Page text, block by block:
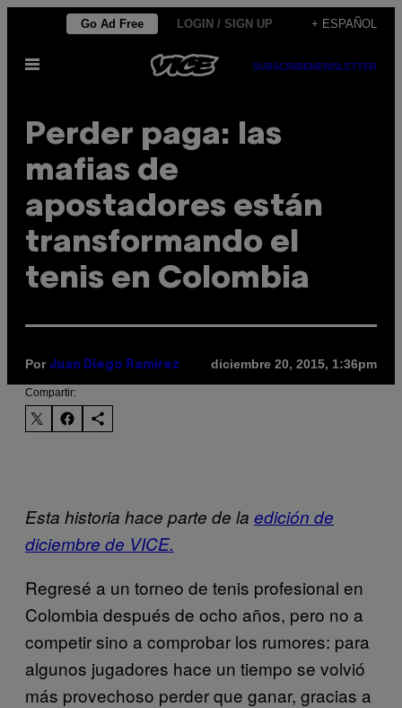
contenido
Go Ad Free LOGIN / SIGN UP + ESPAÑOL
Abrir
SUBSCRIBENEWSLETTER
Perder paga: las
mafias de
apostadores están
transformando el
tenis en Colombia
Por Juan Diego Ramirez diciembre 20, 2015, 1:36pm
Compartir:
Esta historia hace parte de la edición de
diciembre de VICE.
Regresé a un torneo de tenis profesional en
Colombia después de ocho años, pero no a
competir sino a comprobar los rumores: para
algunos jugadores hace un tiempo se volvió
más provechoso perder que ganar, gracias a